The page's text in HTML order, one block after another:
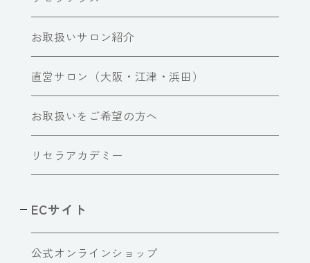
お取扱いサロン紹介
直営サロン（大阪・江津・浜田）
お取扱いをご希望の方へ
リセラアカデミー
ECサイト
公式オンラインショップ